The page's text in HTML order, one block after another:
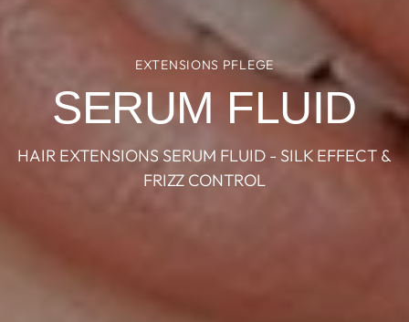
EXTENSIONS PFLEGE
SERUM FLUID
HAIR EXTENSIONS SERUM FLUID - SILK EFFECT &
FRIZZ CONTROL